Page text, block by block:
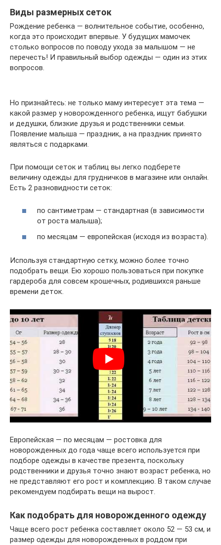
Виды размерных сеток
Рождение ребенка — волнительное событие, особенно,
когда это происходит впервые. У будущих мамочек
столько вопросов по поводу ухода за малышом — не
перечесть! И правильный выбор одежды — один из этих
вопросов.
Но признайтесь: не только маму интересует эта тема —
какой размер у новорожденного ребенка, ищут бабушки
и дедушки, близкие друзья и родственники семьи.
Появление малыша — праздник, а на праздник принято
являться с подарками.
При помощи сеток и таблиц вы легко подберете
величину одежды для грудничков в магазине или онлайн.
Есть 2 разновидности сеток:
по сантиметрам — стандартная (в зависимости
от роста малыша);
по месяцам — европейская (исходя из возраста).
Используя стандартную сетку, можно более точно
подобрать вещи. Ею хорошо пользоваться при покупке
гардероба для совсем крошечных, родившихся раньше
времени деток.
Европейская — по месяцам — ростовка для
новорожденных до года чаще всего используется при
подборе одежды в качестве презента, поскольку
родственники и друзья точно знают возраст ребенка, но
не представляют его рост и комплекцию. В таком случае
рекомендуем подбирать вещи на вырост.
Как подобрать для новорожденного одежду
Чаще всего рост ребенка составляет около 52 — 53 см, и
размер одежды для новорожденных в роддом при